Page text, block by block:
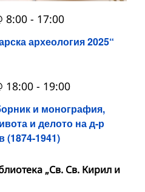
археология 2025“
8:00 - 17:00
и монография,
и делото на д-р
(1874-1941)
18:00 - 19:00
„Св. Св. Кирил и